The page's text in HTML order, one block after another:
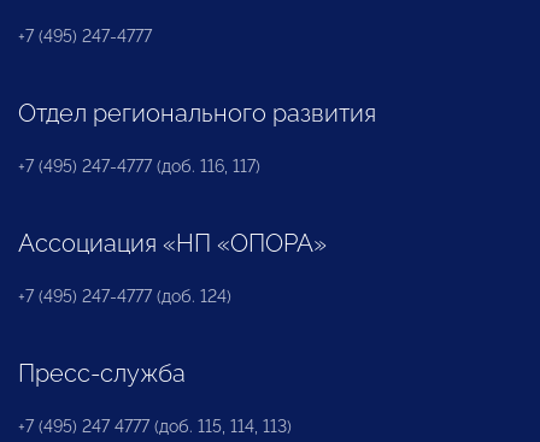
+7 (495) 247-4777
Отдел регионального развития
+7 (495) 247-4777 (доб. 116, 117)
Ассоциация «НП «ОПОРА»
+7 (495) 247-4777 (доб. 124)
Пресс-служба
+7 (495) 247 4777 (доб. 115, 114, 113)